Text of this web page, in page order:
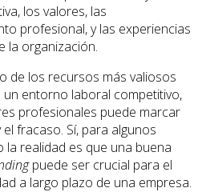
los valores, las
profesional, y las experiencias
la organización.
de los recursos más valiosos
un entorno laboral competitivo,
profesionales puede marcar
fracaso. Sí, para algunos
realidad es que una buena
puede ser crucial para el
a largo plazo de una empresa.